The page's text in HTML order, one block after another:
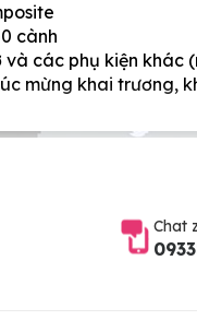
cành
và các phụ kiện khác
mừng khai trương,
Chat